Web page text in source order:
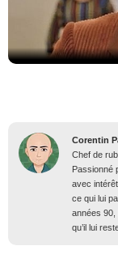
Corentin
Chef de
Passionné
avec
ce qui lui
années 90,
qu’il lui